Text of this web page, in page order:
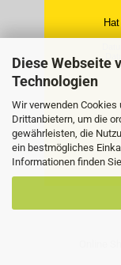
Diese Webseite
Technologien
Wir verwenden Cookies
Drittanbietern, um die
gewährleisten, die
ein bestmögliches
Informationen finden